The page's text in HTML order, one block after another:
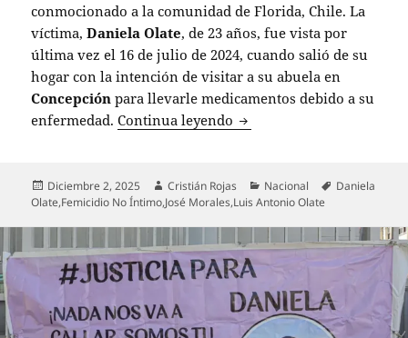
conmocionado a la comunidad de Florida, Chile. La
víctima,Daniela Olate, de 23 años, fue vista por
última vez el 16 de julio de 2024, cuando salió de su
hogar con la intención de visitar a su abuela en
Concepción para llevarle medicamentos debido a su
enfermedad.Continua leyendo José Morales es
Publicado
el
Diciembre 2, 2025 Autor
Cristián Rojas Categorías
Nacional Etiquetas
Daniela
Olate,Femicidio No Íntimo,José Morales,Luis Antonio Olate